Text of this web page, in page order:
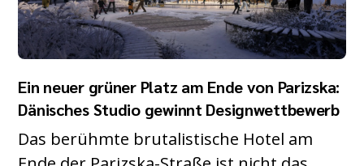
Ein neuer grüner Platz am Ende von Parizska:
Dänisches Studio gewinnt Designwettbewerb
Das berühmte brutalistische Hotel am